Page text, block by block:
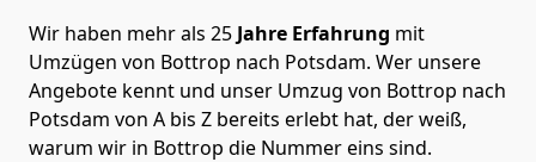
Wir haben mehr als 25 Jahre Erfahrung mit
Umzügen von Bottrop nach Potsdam. Wer unsere
Angebote kennt und unser Umzug von Bottrop nach
Potsdam von A bis Z bereits erlebt hat, der weiß,
warum wir in Bottrop die Nummer eins sind.